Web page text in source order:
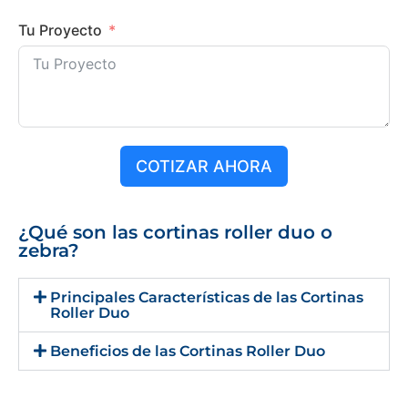
Tu Proyecto
COTIZAR AHORA
¿Qué son las cortinas roller duo o
zebra?
Principales Características de las Cortinas
Roller Duo
Beneficios de las Cortinas Roller Duo